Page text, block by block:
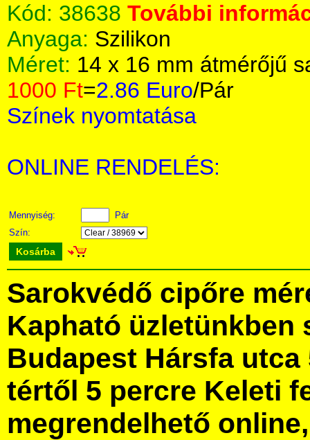
Kód: 38638 További
Anyaga: Szilikon
Méret: 14 x 16 mm átmérőjű
1000 Ft=2.86 Euro/Pár
Színek nyomtatása
ONLINE RENDELÉS:
Mennyiség:
Pár
Szín:
Kosárba
Sarokvédő cipőre
Kapható üzletünkben
Budapest Hársfa utca
tértől 5 percre Keleti
megrendelhető